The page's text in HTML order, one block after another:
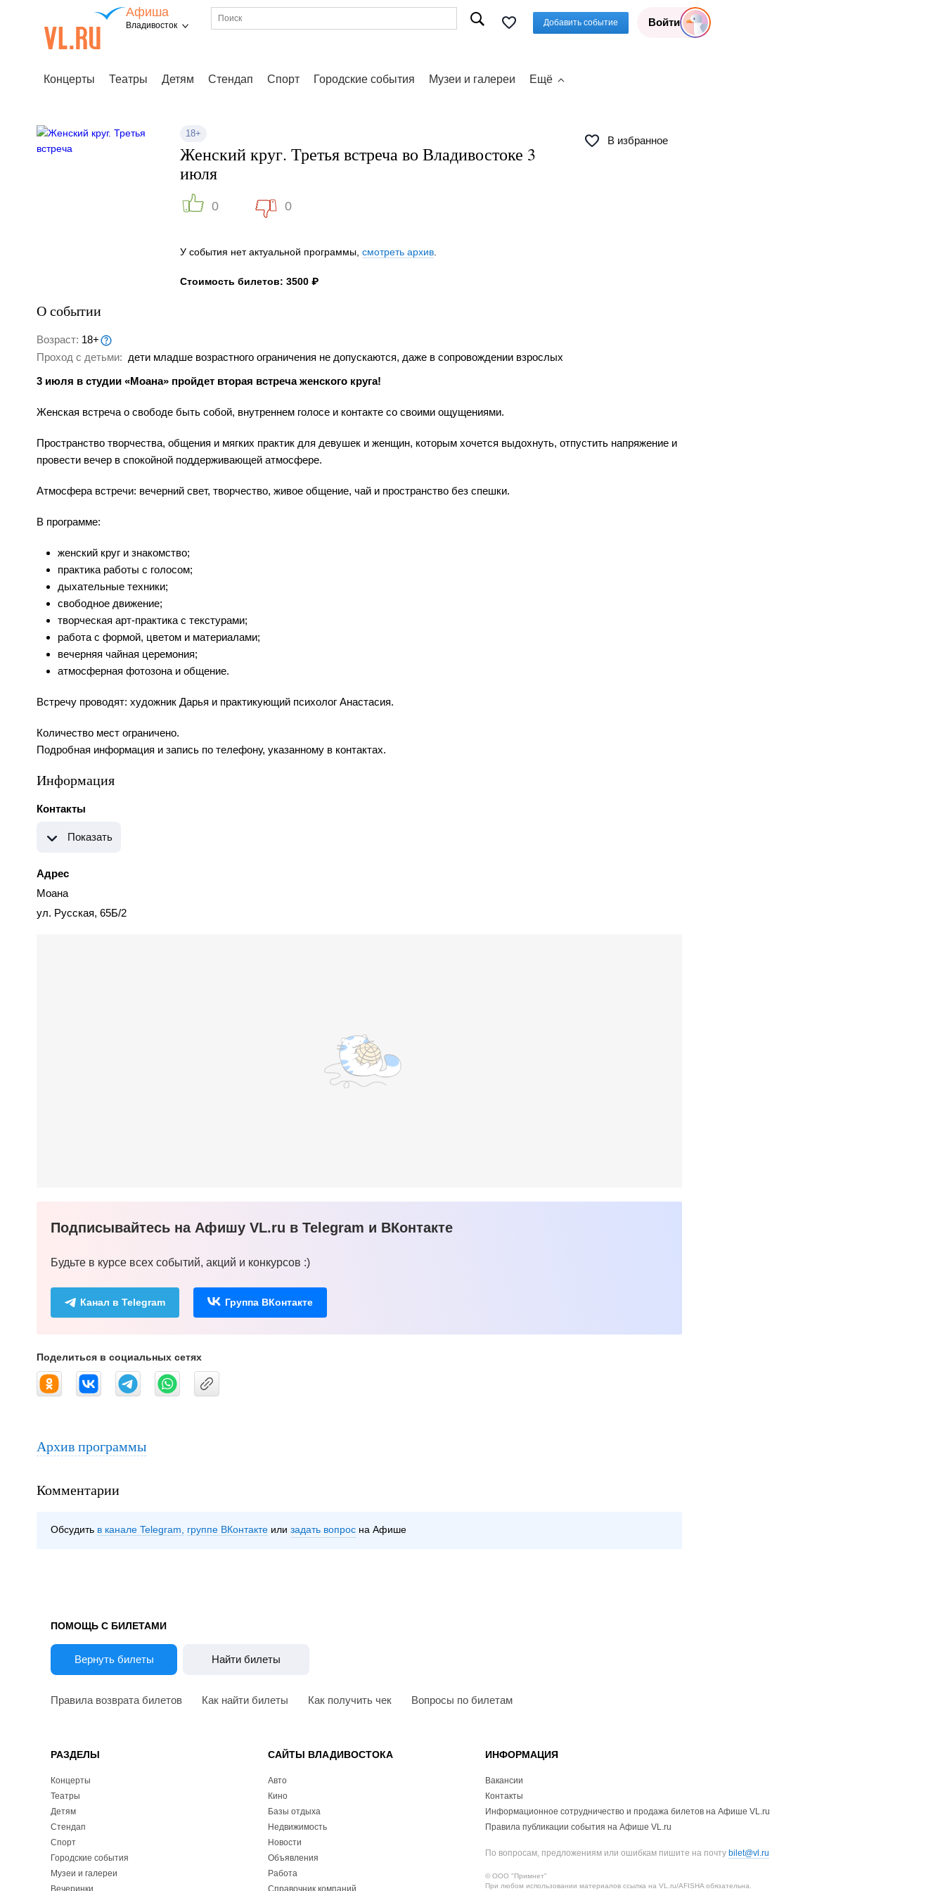
Афиша
Владивосток Добавить событие Войти
Концерты Театры Детям Стендап Спорт Городские события Музеи и галереи Ещё
18+
В избранное
Женский круг. Третья встреча во Владивостоке 3
июля
0 0
У события нет актуальной программы, смотреть архив
Стоимость билетов: 3500 ₽
О событии
Возраст: 18+
Проход с детьми: дети младше возрастного ограничения не допускаются, даже в сопровождении взрослых
3 июля в студии «Моана» пройдет вторая встреча женского круга!
Женская встреча о свободе быть собой, внутреннем голосе и контакте со своими ощущениями.
Пространство творчества, общения и мягких практик для девушек и женщин, которым хочется выдохнуть, отпустить напряжение и
провести вечер в спокойной поддерживающей атмосфере.
Атмосфера встречи: вечерний свет, творчество, живое общение, чай и пространство без спешки.
В программе:
женский круг и знакомство;
практика работы с голосом;
дыхательные техники;
свободное движение;
творческая арт-практика с текстурами;
работа с формой, цветом и материалами;
вечерняя чайная церемония;
атмосферная фотозона и общение.
Встречу проводят: художник Дарья и практикующий психолог Анастасия.
Количество мест ограничено.
Подробная информация и запись по телефону, указанному в контактах.
Информация
Контакты
Показать
Адрес
Моана
ул. Русская, 65Б/2
Подписывайтесь на Афишу VL.ru в Telegram и ВКонтакте
Будьте в курсе всех событий, акций и конкурсов :)
Канал в Telegram Группа ВКонтакте
Поделиться в социальных сетях
Архив программы
Комментарии
Обсудить в канале Telegram группе ВКонтакте задать вопрос на Афише
ПОМОЩЬ С БИЛЕТАМИ
Вернуть билеты Найти билеты
Правила возврата билетов Как найти билеты Как получить чек Вопросы по билетам
РАЗДЕЛЫ
Концерты
Театры
Детям
Стендап
Спорт
Городские события
Музеи и галереи
Вечеринки
САЙТЫ ВЛАДИВОСТОКА
Авто
Кино
Базы отдыха
Недвижимость
Новости
Объявления
Работа
Справочник компаний
ИНФОРМАЦИЯ
Вакансии
Контакты
Информационное сотрудничество и продажа билетов на Афише VL.ru
Правила публикации события на Афише VL.ru
По вопросам, предложениям или ошибкам пишите на почту bilet@vl.ru
© ООО "Примнет"
При любом использовании материалов ссылка на VL.ru/AFISHA обязательна.